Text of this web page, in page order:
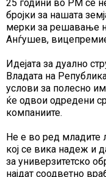
25 години во РМ се
бројки за нашата
мерки за решавање
Анѓушев,
Идејата за дуално
Владата на
услови за полесно
ќе одвои одредени
компаниите.
Не е во ред младите
кој се вика надеж и
за универзитетско
најдат соодветно